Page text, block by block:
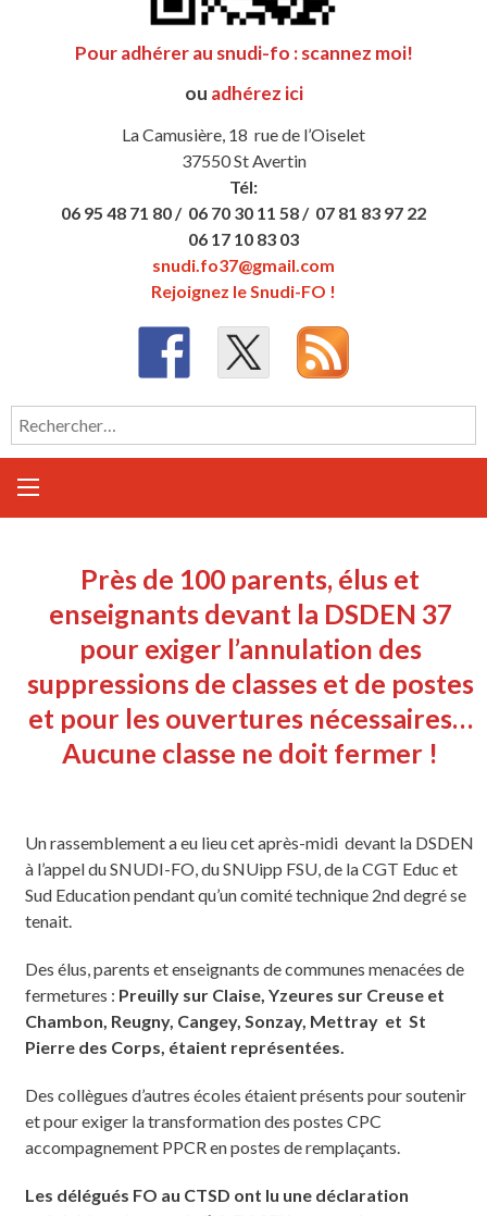
Pour adhérer au snudi-fo : scannez moi!
ou adhérez ici
La Camusière, 18 rue de l’Oiselet
37550 St Avertin
Tél:
06 95 48 71 80 / 06 70 30 11 58 / 07 81 83 97 22
06 17 10 83 03
snudi.fo37@gmail.com
Rejoignez le Snudi-FO !
Rechercher :
Près de 100 parents, élus et
enseignants devant la DSDEN 37
pour exiger l’annulation des
suppressions de classes et de postes
et pour les ouvertures nécessaires…
Aucune classe ne doit fermer !
Un rassemblement a eu lieu cet après-midi devant la DSDEN
à l’appel du SNUDI-FO, du SNUipp FSU, de la CGT Educ et
Sud Education pendant qu’un comité technique 2nd degré se
tenait.
Des élus, parents et enseignants de communes menacées de
fermetures : Preuilly sur Claise, Yzeures sur Creuse et
Chambon, Reugny, Cangey, Sonzay, Mettray et St
Pierre des Corps, étaient représentées.
Des collègues d’autres écoles étaient présents pour soutenir
et pour exiger la transformation des postes CPC
accompagnement PPCR en postes de remplaçants.
Les délégués FO au CTSD ont lu une déclaration